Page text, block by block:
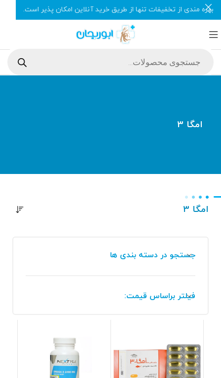
امگا 3
امگا 3
جستجو در دسته بندی ها
فیلتر براساس قیمت:
بهره مندی از تخفیفات تنها از طریق خرید آنلاین امکان پذیر است.